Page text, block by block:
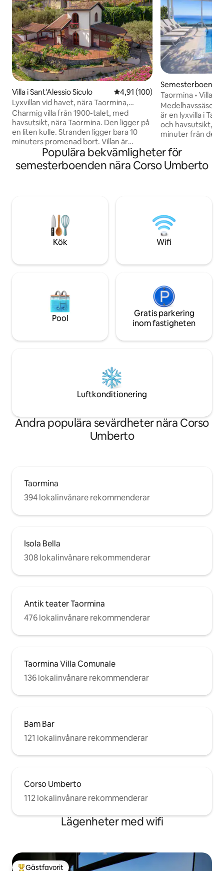
Villa i Sant'Alessio Siculo 4,91 av 5 i genomsnittligt
4,91 (100)
Lyxvillan vid havet, nära Taormina,
Sicilien
Charmig villa från 1900-talet, med
havsutsikt, nära Taormina. Den ligger på
en liten kulle. Stranden ligger bara 10
minuters promenad bort. Villan är
idealisk för 5 personer. Två sovrum med
dubbelsäng, var och en med eget
badrum. Stor terrass och trädgård med
lugna kullen. Villan är perfekt för en
semester vid havet, romantisk semester
eller affärssemester.
Semesterboende
Taormina • Villa
pool
är en lyxvilla i
och havsutsikt,
minuter från det
med en
utomhusmatplats
poolside lounge.
avkoppling och
Taormina.
Populära bekvämligheter för
semesterboenden nära Corso Umberto
Kök Wifi
Pool
Gratis parkering
inom fastigheten
Luftkonditionering
Andra populära sevärdheter nära Corso
Umberto
Taormina
394 lokalinvånare rekommenderar
Isola Bella
308 lokalinvånare rekommenderar
Antik teater Taormina
476 lokalinvånare rekommenderar
Taormina Villa Comunale
136 lokalinvånare rekommenderar
Bam Bar
121 lokalinvånare rekommenderar
Corso Umberto
112 lokalinvånare rekommenderar
Lägenheter med wifi
Gästfavorit